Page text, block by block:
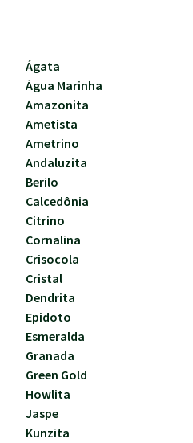
Ágata
Água Marinha
Amazonita
Ametista
Ametrino
Andaluzita
Berilo
Calcedônia
Citrino
Cornalina
Crisocola
Cristal
Dendrita
Epidoto
Esmeralda
Granada
Green Gold
Howlita
Jaspe
Kunzita